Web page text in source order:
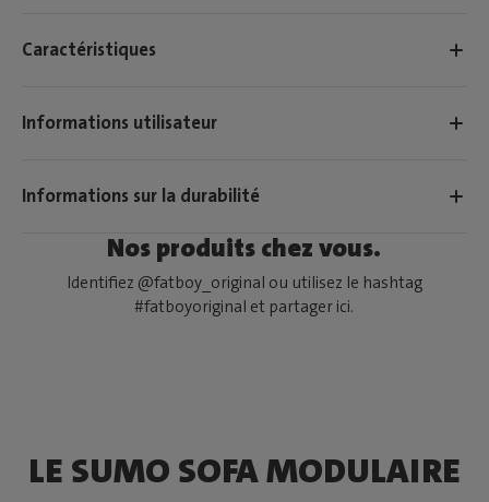
Caractéristiques
Informations utilisateur
Informations sur la durabilité
Nos produits chez vous.
Identifiez @fatboy_original ou utilisez le hashtag
#fatboyoriginal et partager ici.
LE SUMO SOFA MODULAIRE